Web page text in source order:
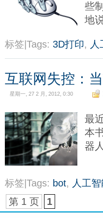
些
地
标签|Tags: 3D打印, 人
互联网失控：
星期一, 27 2 月, 2012, 0:30
最
本
器
标签|Tags: bot, 人工
第 1 页
1